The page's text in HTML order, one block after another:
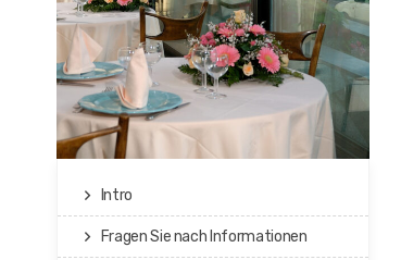
Intro
Fragen Sie nach Informationen